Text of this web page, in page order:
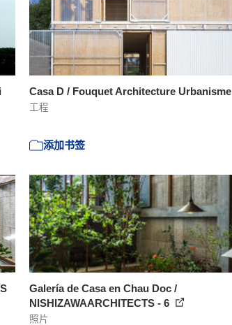
Casa D / Fouquet Architecture Urbanisme
工程
添加书签
Galería de Casa en Chau Doc /
NISHIZAWAARCHITECTS - 6
照片